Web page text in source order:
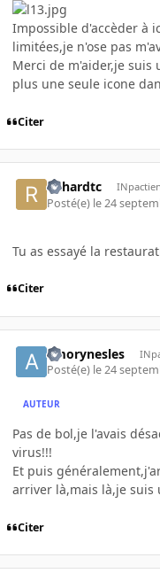
Impossible d'accèder à
limitées,je n'ose pas
Merci de m'aider,je
plus une seule icone
Citer
richardtc INpactien
Posté(e) le 24
Tu as essayé la
Citer
amorynesles
Posté(e) le 24
AUTEUR
Pas de bol,je l'avais
virus!!!
Et puis
arriver là,mais là,je suis
Citer